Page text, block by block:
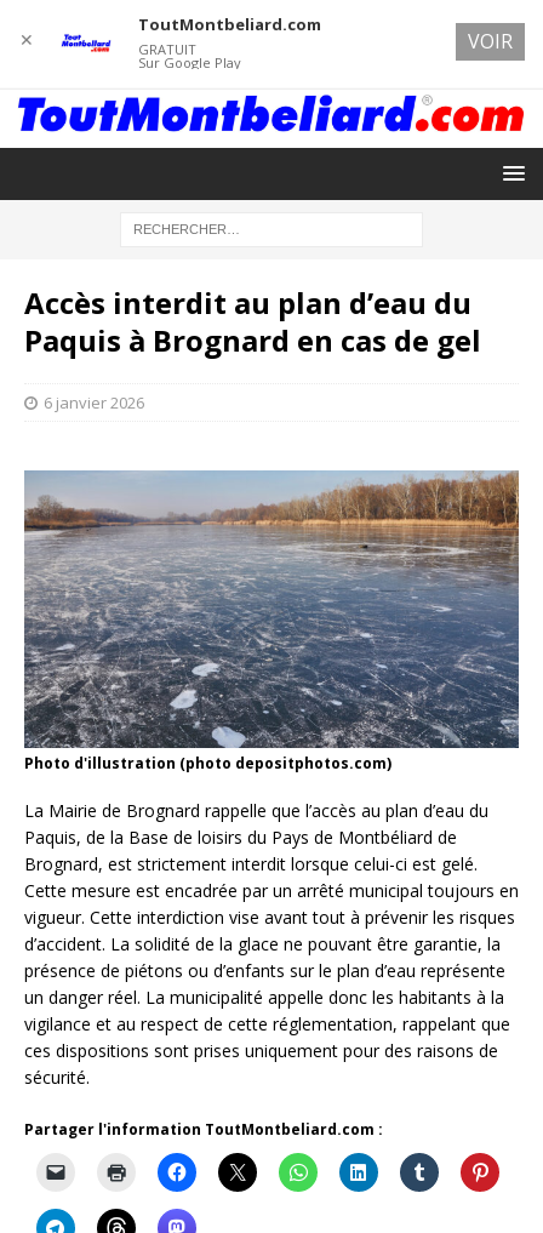
Accès interdit au plan d’eau du
Paquis à Brognard en cas de gel
6 janvier 2026
Photo d'illustration (photo depositphotos.com)
La Mairie de Brognard rappelle que l’accès au plan d’eau du
Paquis, de la Base de loisirs du Pays de Montbéliard de
Brognard, est strictement interdit lorsque celui-ci est gelé.
Cette mesure est encadrée par un arrêté municipal toujours en
vigueur. Cette interdiction vise avant tout à prévenir les risques
d’accident. La solidité de la glace ne pouvant être garantie, la
présence de piétons ou d’enfants sur le plan d’eau représente
un danger réel. La municipalité appelle donc les habitants à la
vigilance et au respect de cette réglementation, rappelant que
ces dispositions sont prises uniquement pour des raisons de
sécurité.
Partager l'information ToutMontbeliard.com :
✕
ToutMontbeliard.com
GRATUIT
Sur Google Play
VOIR